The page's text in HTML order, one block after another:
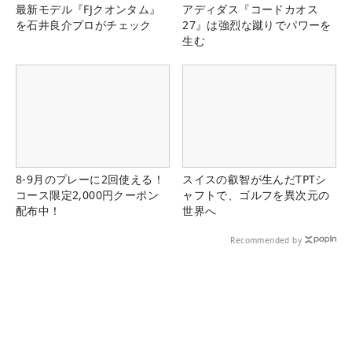
最新モデル『FJクオンタム』
を石井良介プロがチェック
アディダス『コードカオス
27』は強烈な蹴りでパワーを
生む
8-9月のプレーに2回使える！
コース限定2,000円クーポン
配布中！
スイスの叡智が生んだTPTシ
ャフトで、ゴルフを異次元の
世界へ
Recommended by